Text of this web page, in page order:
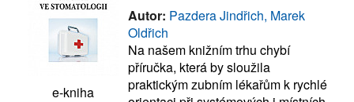
e-kniha
Autor: Pazdera Jindřich, Marek
Oldřich
Na našem knižním trhu chybí
příručka, která by sloužila
praktickým zubním lékařům k rychlé